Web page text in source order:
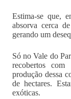
Estima-se que,
absorva cerca
gerando um
Só no Vale do
recobertos
produção dessa
de hectares.
exóticas.